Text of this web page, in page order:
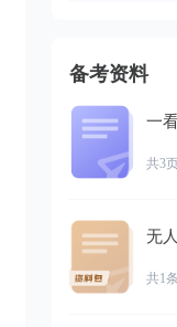
备考资料
一
共3
无
共1